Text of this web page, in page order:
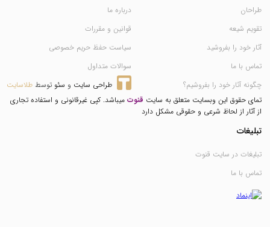
طراحان
تقویم شیعه
آثار خود را بفروشید
تماس با ما
چگونه آثار خود را بفروشیم؟
درباره ما
قوانین و مقررات
سیاست حفظ حریم خصوصی
سوالات متداول
طراحی سایت و سئو توسط طلاسایت
تمای حقوق این وبسایت متعلق به سایت قنوت میباشد. کپی غیرقانونی و استفاده تجاری
از آثار از لحاظ شرعی و حقوقی مشکل دارد
تبلیغات
تبلیغات در سایت قنوت
تماس با ما